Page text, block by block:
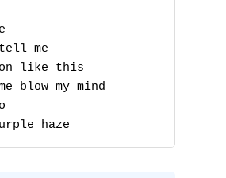
me
like this
blow my mind
haze
B